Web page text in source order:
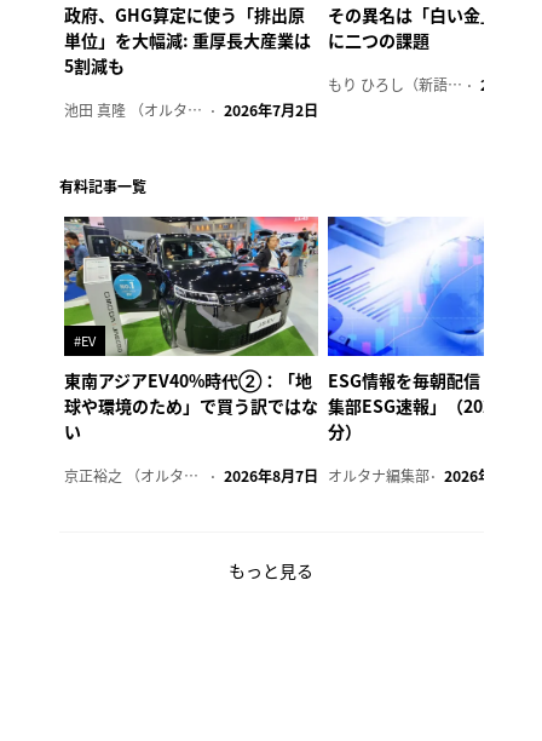
政府、GHG算定に使う「排出原
単位」を大幅減: 重厚長大産業は
5割減も
池田 真隆 （オルタナ輪番編集長） 2026年7月2日
その異名は「白い金」、リ
に二つの課題
もり ひろし（新語ウォッチャー） 2023年7
有料記事一覧
#EV
東南アジアEV40%時代②：「地
球や環境のため」で買う訳ではな
い
京正裕之 （オルタナ副編集長） 2026年8月7日
ESG情報を毎朝配信「オル
集部ESG速報」（2026年8
分）
オルタナ編集部 2026年8月7日
もっと見る